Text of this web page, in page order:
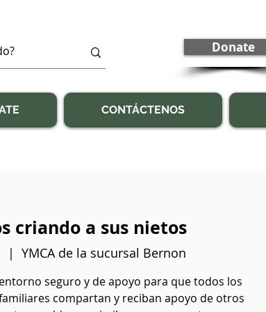
Donate
CONTÁCTENOS
criando a sus nietos
  |
YMCA de la sucursal Bernon
seguro y de apoyo para que todos los
compartan y reciban apoyo de otros